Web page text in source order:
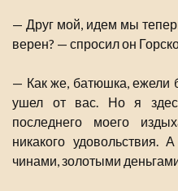
— Друг мой, идем мы
верен? — спросил он
— Как же, батюшка, ежели
ушел от вас. Но я
последнего моего
никакого
чинами, золотыми